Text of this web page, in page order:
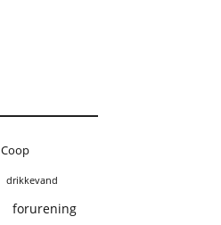
Coop
drikkevand
forurening